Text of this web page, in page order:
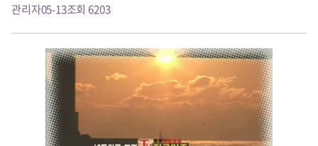
관리자05-13조회 6203